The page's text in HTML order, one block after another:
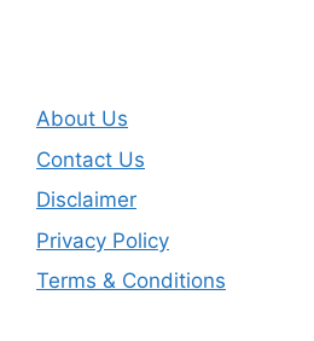
About Us
Contact Us
Disclaimer
Privacy Policy
Terms & Conditions